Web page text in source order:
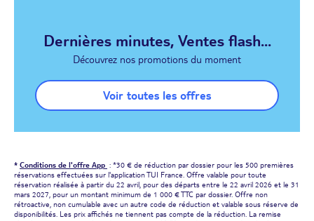
Dernières minutes, Ventes flash...
Découvrez nos promotions du moment
Voir toutes les offres
* Conditions de l'offre App : *30 € de réduction par dossier pour les 500 premières
réservations effectuées sur l'application TUI France. Offre valable pour toute
réservation réalisée à partir du 22 avril, pour des départs entre le 22 avril 2026 et le 31
mars 2027, pour un montant minimum de 1 000 € TTC par dossier. Offre non
rétroactive, non cumulable avec un autre code de réduction et valable sous réserve de
disponibilités. Les prix affichés ne tiennent pas compte de la réduction. La remise